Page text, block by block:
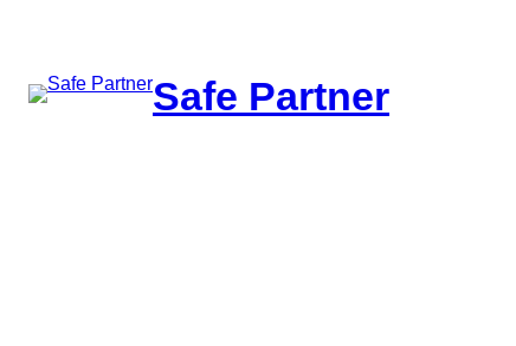
Safe Partner